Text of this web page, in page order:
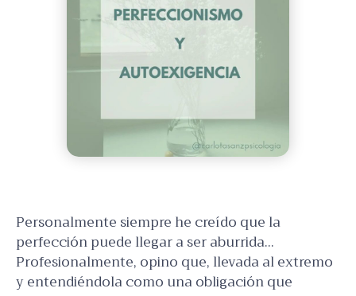
Personalmente siempre he creído que la
perfección puede llegar a ser aburrida...
Profesionalmente, opino que, llevada al extremo
y entendiéndola como una obligación que